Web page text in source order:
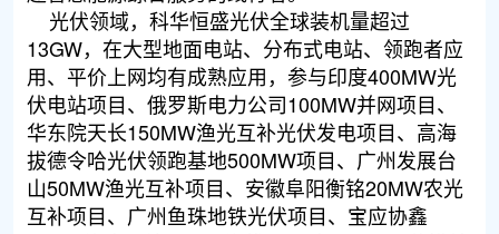
光伏领域，科华恒盛光伏全球装机量超过
13GW，在大型地面电站、分布式电站、领跑者应
用、平价上网均有成熟应用，参与印度400MW光
伏电站项目、俄罗斯电力公司100MW并网项目、
华东院天长150MW渔光互补光伏发电项目、高海
拔德令哈光伏领跑基地500MW项目、广州发展台
山50MW渔光互补项目、安徽阜阳衡铭20MW农光
互补项目、广州鱼珠地铁光伏项目、宝应协鑫